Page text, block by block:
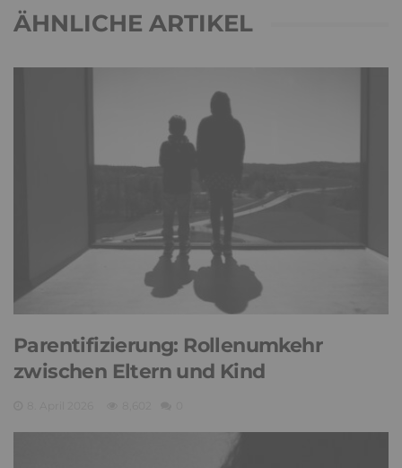
ÄHNLICHE ARTIKEL
Parentifizierung: Rollenumkehr
zwischen Eltern und Kind